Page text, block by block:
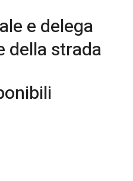
e delega
della strada